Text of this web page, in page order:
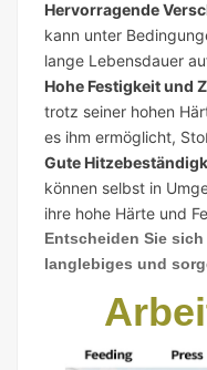
Hervorragende
kann unter
lange Lebensdauer
Hohe Festigkeit und
trotz seiner hohen
es ihm ermöglicht,
Gute
können selbst in
ihre hohe Härte und
Entscheiden Sie
langlebiges und